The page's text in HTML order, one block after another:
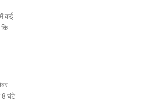
में कई
कि
8 घंटे